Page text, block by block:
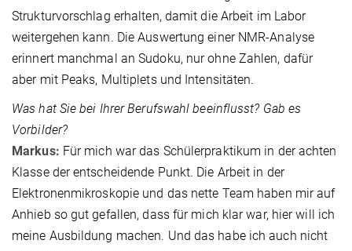
Strukturvorschlag erhalten, damit die Arbeit im Labor
weitergehen kann. Die Auswertung einer NMR-Analyse
erinnert manchmal an Sudoku, nur ohne Zahlen, dafür
aber mit Peaks, Multiplets und Intensitäten.
Was hat Sie bei Ihrer Berufswahl beeinflusst? Gab es
Vorbilder?
Markus: Für mich war das Schülerpraktikum in der achten
Klasse der entscheidende Punkt. Die Arbeit in der
Elektronenmikroskopie und das nette Team haben mir auf
Anhieb so gut gefallen, dass für mich klar war, hier will ich
meine Ausbildung machen. Und das habe ich auch nicht